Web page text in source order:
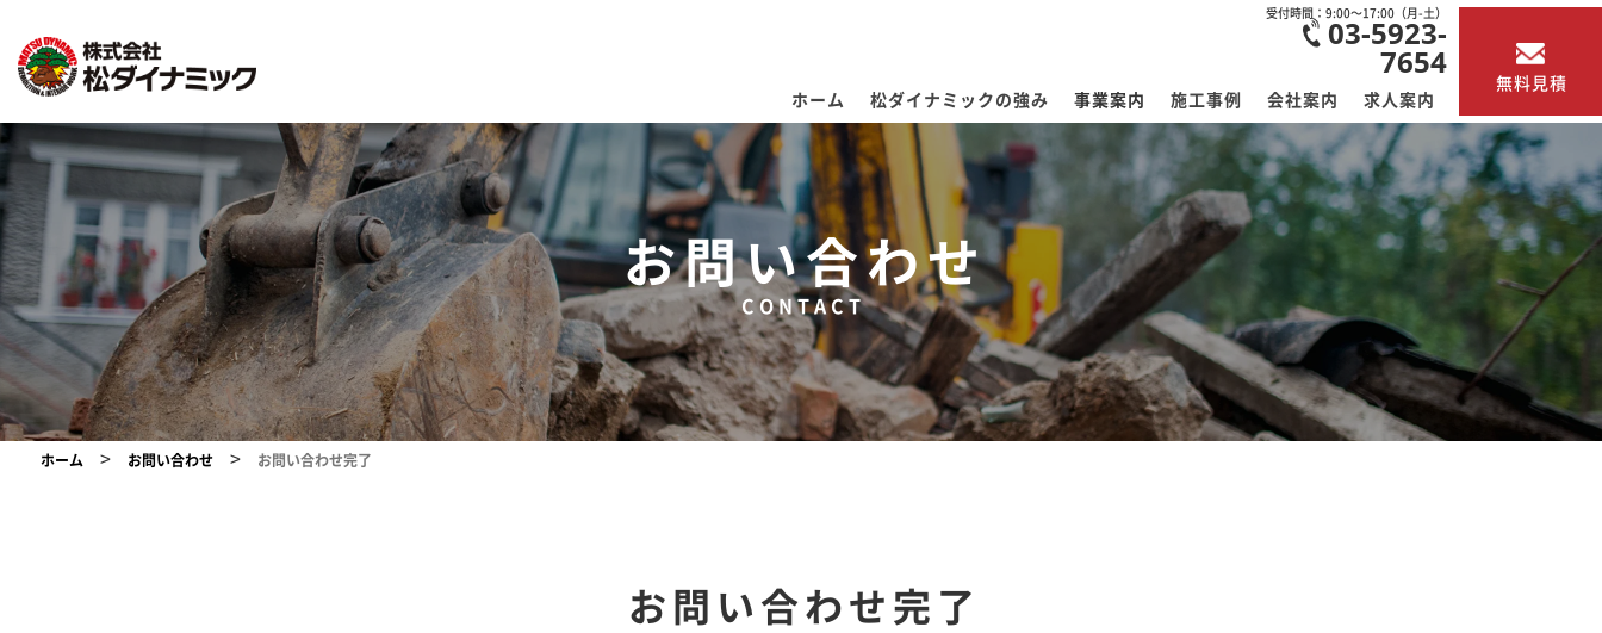
受付時間：9:00～17:00（月-土）
03-5923-
7654
ホーム 松ダイナミックの強み 事業案内
アスベスト調査
施工事例 会社案内 求人案内
無料見積
お問い合わせ
CONTACT
ホーム > お問い合わせ > お問い合わせ完了
お問い合わせ完了